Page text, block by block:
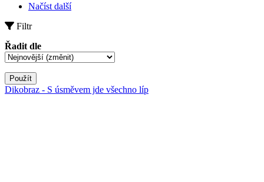
Načíst další
Filtr
Řadit dle
Použít
Dikobraz - S úsměvem jde všechno líp